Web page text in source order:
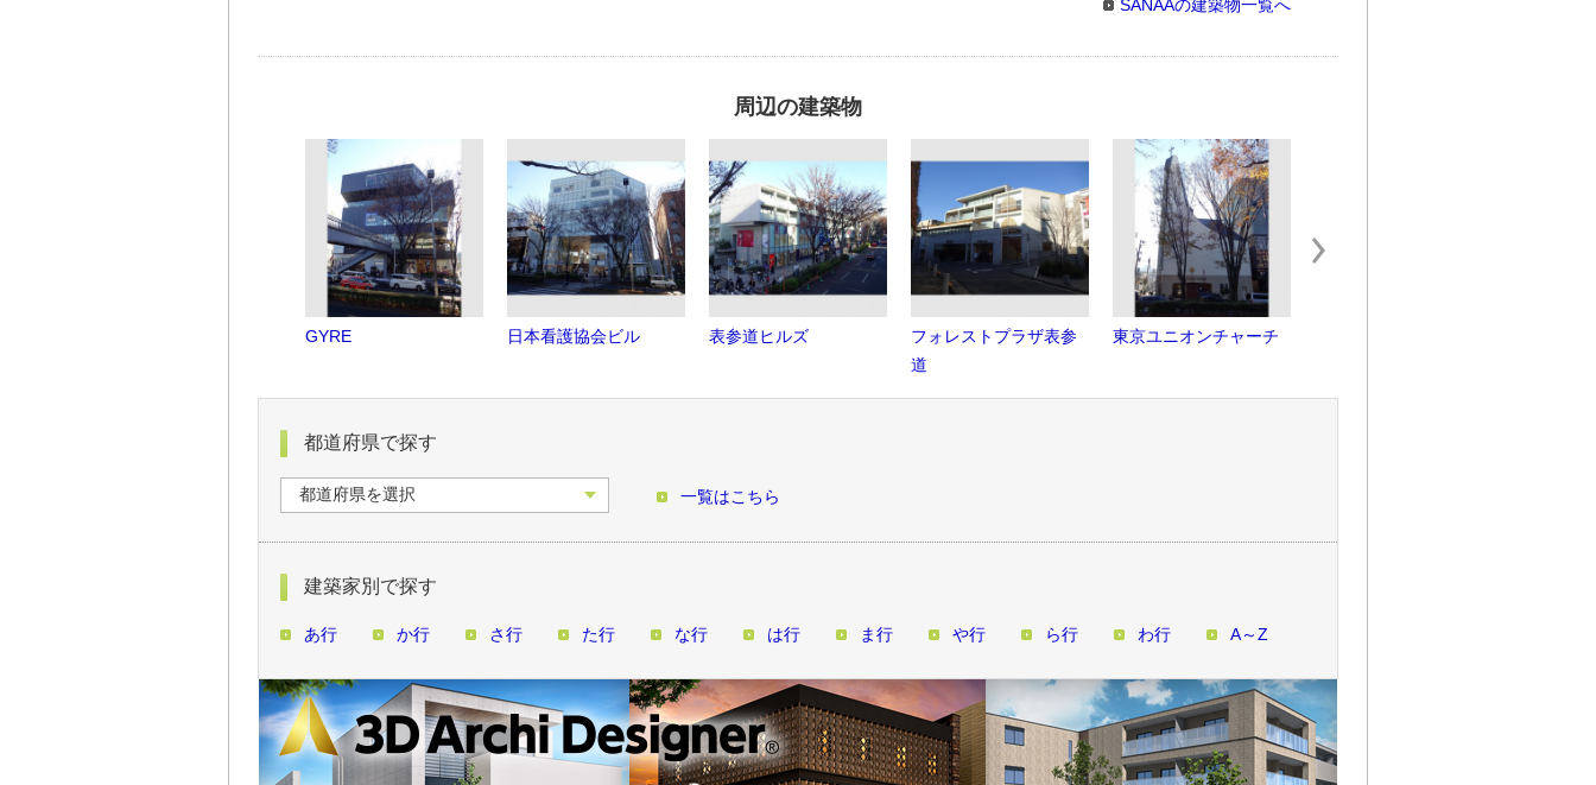
SANAAの建築物一覧へ
周辺の建築物
GYRE 日本看護協会ビル 表参道ヒルズ
フォレストプラザ表参
道
東京ユニオンチャーチ
都道府県で探す
一覧はこちら
建築家別で探す
あ行 か行 さ行 た行 な行 は行 ま行 や行 ら行 わ行 A～Z